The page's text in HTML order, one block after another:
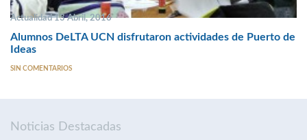
Actualidad 13 Abril, 2016
Alumnos DeLTA UCN disfrutaron actividades de Puerto de
Ideas
SIN COMENTARIOS
Noticias Destacadas